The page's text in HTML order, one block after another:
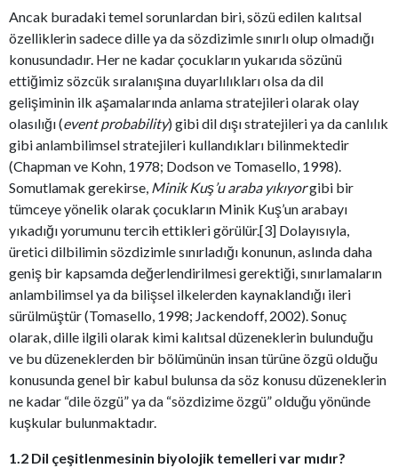
Ancak buradaki temel sorunlardan biri, sözü edilen kalıtsal
özelliklerin sadece dille ya da sözdizimle sınırlı olup olmadığı
konusundadır. Her ne kadar çocukların yukarıda sözünü
ettiğimiz sözcük sıralanışına duyarlılıkları olsa da dil
gelişiminin ilk aşamalarında anlama stratejileri olarak olay
olasılığı (event probability) gibi dil dışı stratejileri ya da canlılık
gibi anlambilimsel stratejileri kullandıkları bilinmektedir
(Chapman ve Kohn, 1978; Dodson ve Tomasello, 1998).
Somutlamak gerekirse, Minik Kuş’u araba yıkıyorgibi bir
tümceye yönelik olarak çocukların Minik Kuş’un arabayı
yıkadığı yorumunu tercih ettikleri görülür.[3] Dolayısıyla,
üretici dilbilimin sözdizimle sınırladığı konunun, aslında daha
geniş bir kapsamda değerlendirilmesi gerektiği, sınırlamaların
anlambilimsel ya da bilişsel ilkelerden kaynaklandığı ileri
sürülmüştür (Tomasello, 1998; Jackendoff, 2002). Sonuç
olarak, dille ilgili olarak kimi kalıtsal düzeneklerin bulunduğu
ve bu düzeneklerden bir bölümünün insan türüne özgü olduğu
konusunda genel bir kabul bulunsa da söz konusu düzeneklerin
ne kadar “dile özgü” ya da “sözdizime özgü” olduğu yönünde
kuşkular bulunmaktadır.
1.2 Dil çeşitlenmesinin biyolojik temelleri var mıdır?